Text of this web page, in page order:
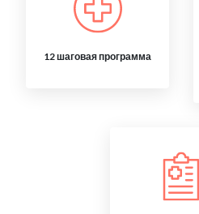
12 шаговая программа